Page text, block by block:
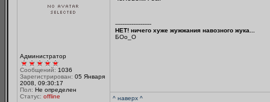
Администратор
Сообщений: 1036
Зарегистрирован: 05 Января
2008, 09:30:17
Пол: Не определен
Статус: offline
--------------------
НЕТ! ничего хуже жужжания навозного жука...
БОo_O
^ наверх ^